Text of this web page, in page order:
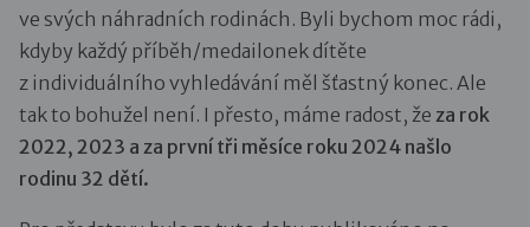
ve svých náhradních rodinách. Byli bychom moc rádi,
kdyby každý příběh/medailonek dítěte
z individuálního vyhledávání měl šťastný konec. Ale
tak to bohužel není. I přesto, máme radost, že za rok
2022, 2023 a za první tři měsíce roku 2024 našlo
rodinu 32 dětí.